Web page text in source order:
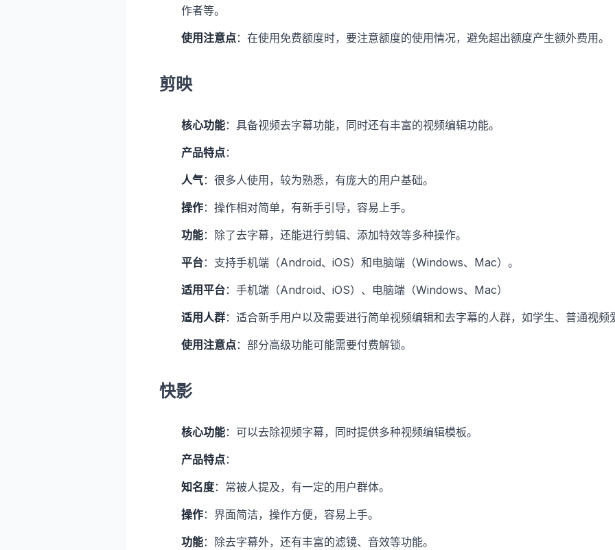
作者等。
使用注意点：在使用免费额度时，要注意额度的使用情况，避免超出额度产生额外费用。
剪映
核心功能：具备视频去字幕功能，同时还有丰富的视频编辑功能。
产品特点：
人气：很多人使用，较为熟悉，有庞大的用户基础。
操作：操作相对简单，有新手引导，容易上手。
功能：除了去字幕，还能进行剪辑、添加特效等多种操作。
平台：支持手机端（Android、iOS）和电脑端（Windows、Mac）。
适用平台：手机端（Android、iOS）、电脑端（Windows、Mac）
适用人群：适合新手用户以及需要进行简单视频编辑和去字幕的人群，如学生、普通视频
使用注意点：部分高级功能可能需要付费解锁。
快影
核心功能：可以去除视频字幕，同时提供多种视频编辑模板。
产品特点：
知名度：常被人提及，有一定的用户群体。
操作：界面简洁，操作方便，容易上手。
功能：除去字幕外，还有丰富的滤镜、音效等功能。